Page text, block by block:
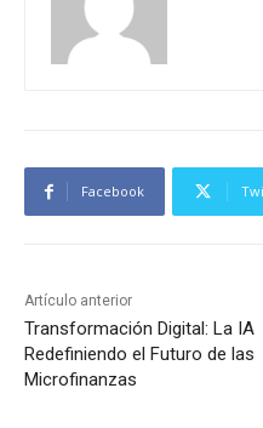
Facebook
Artículo anterior
Transformación Digital: La IA
Redefiniendo el Futuro de las
Microfinanzas